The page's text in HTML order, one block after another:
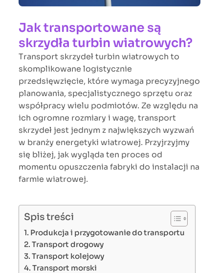
Jak transportowane są
skrzydła turbin wiatrowych?
Transport skrzydeł turbin wiatrowych to
skomplikowane logistycznie
przedsięwzięcie, które wymaga precyzyjnego
planowania, specjalistycznego sprzętu oraz
współpracy wielu podmiotów. Ze względu na
ich ogromne rozmiary i wagę, transport
skrzydeł jest jednym z największych wyzwań
w branży energetyki wiatrowej. Przyjrzyjmy
się bliżej, jak wygląda ten proces od
momentu opuszczenia fabryki do instalacji na
farmie wiatrowej.
Spis treści
Produkcja i przygotowanie do transportu
Transport drogowy
Transport kolejowy
Transport morski